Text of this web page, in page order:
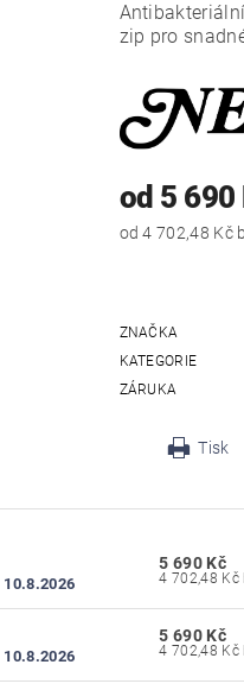
zip pro
od 5 690
ZNAČKA
KATEGORIE
ZÁRUKA
Tisk
10.8.2026
5 690 Kč
10.8.2026
5 690 Kč